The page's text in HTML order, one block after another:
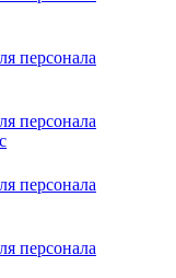
персонала
персонала
персонала
персонала